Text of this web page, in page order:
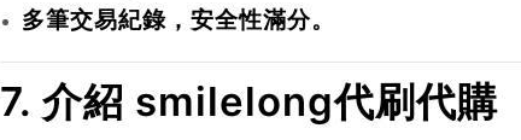
多筆交易紀錄，安全性滿分。
7. 介紹 smilelong代刷代購